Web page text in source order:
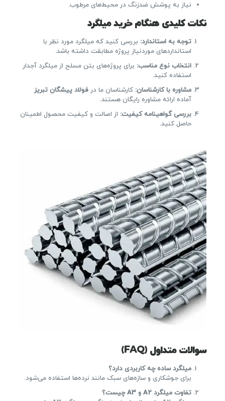
نیاز به پوشش ضدزنگ در محیط‌های مرطوب.
نکات کلیدی هنگام خرید میلگرد
توجه به استاندارد: بررسی کنید که میلگرد مورد نظر با
استانداردهای موردنیاز پروژه مطابقت داشته باشد.
انتخاب نوع مناسب: برای پروژه‌های بتن مسلح از میلگرد آجدار
استفاده کنید.
مشاوره با کارشناسان: کارشناسان ما در فولاد پیشگان تبریز
آماده ارائه مشاوره رایگان هستند.
بررسی گواهینامه کیفیت: از اصالت و کیفیت محصول اطمینان
حاصل کنید.
سوالات متداول (FAQ)
میلگرد ساده چه کاربردی دارد؟
برای جوشکاری و سازه‌های سبک مانند نرده‌ها استفاده می‌شود.
تفاوت میلگردA2 وA3
چیست؟